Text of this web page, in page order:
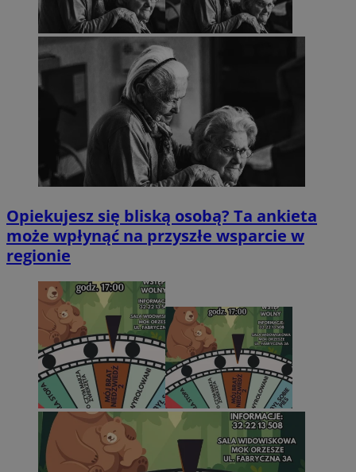
Opiekujesz się bliską osobą? Ta ankieta
może wpłynąć na przyszłe wsparcie w
regionie